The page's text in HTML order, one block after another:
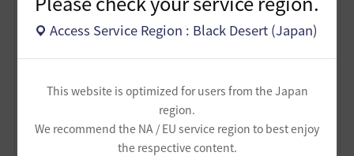
Access Service Region : Black Desert (Japan)
This website is optimized for users from the Japan
region.
We recommend the NA / EU service region to best enjoy
the respective content.
MMOの昼夜サイクルを脚本に組み込み、
夜のカルフェオンは発酵して発光する都市として描か
れる。
3.フェリーニ・クライバー・リゲ